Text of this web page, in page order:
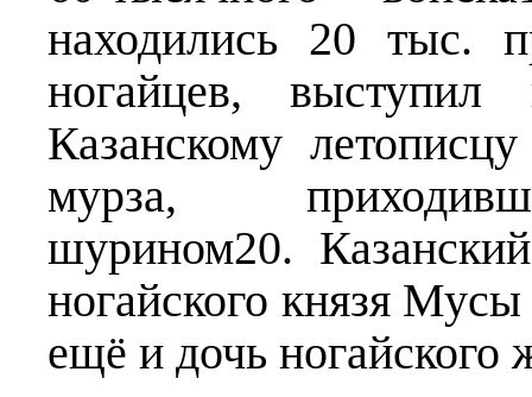
находились 20 тыс.
ногайцев,
Казанскому
мурза,
шурином20.
ногайского князя
ещё и дочь